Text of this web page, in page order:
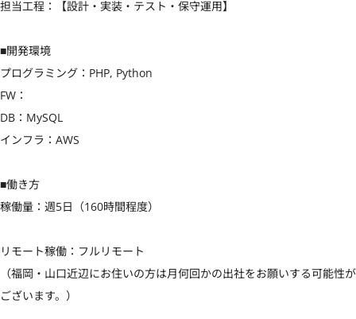
担当工程：【設計・実装・テスト・保守運用】
■開発環境
プログラミング：PHP, Python
FW：
DB：MySQL
インフラ：AWS
■働き方
稼働量：週5日（160時間程度）
リモート稼働：フルリモート
（福岡・山口近辺にお住いの方は月何回かの出社をお願いする可能性が
ございます。）